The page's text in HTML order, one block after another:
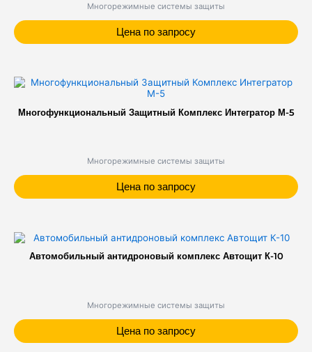
Цена по запросу
Многорежимные системы защиты
Цена по запросу
Многорежимные системы защиты
Многофункциональный Защитный Комплекс Интегратор М-5
Цена по запросу
Многорежимные системы защиты
Автомобильный антидроновый комплекс Автощит К-10